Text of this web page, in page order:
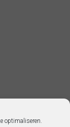
optimaliseren.